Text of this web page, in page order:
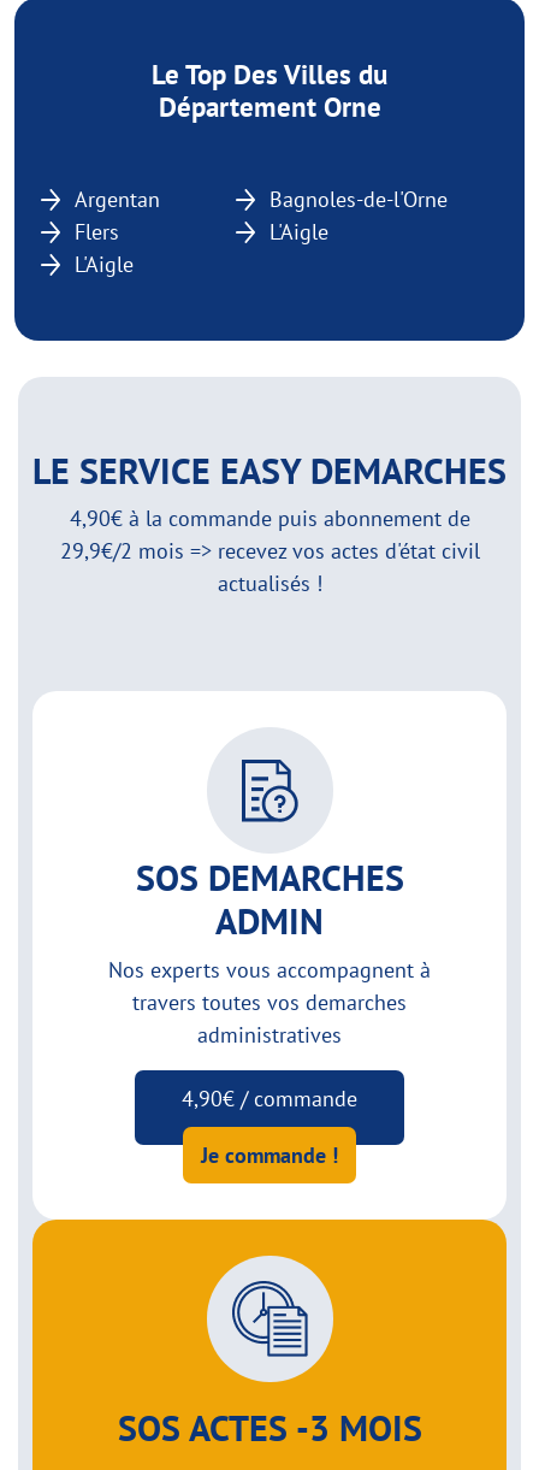
Le Top Des Villes du
Département Orne
Argentan
Bagnoles-de-l'Orne
Flers
L'Aigle
L'Aigle
LE SERVICE EASY DEMARCHES
4,90€ à la commande puis abonnement de
29,9€/2 mois => recevez vos actes d'état civil
actualisés !
SOS DEMARCHES
ADMIN
Nos experts vous accompagnent à
travers toutes vos demarches
administratives
4,90€ / commande
Je commande !
SOS ACTES -3 MOIS